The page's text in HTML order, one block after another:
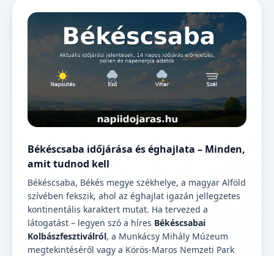
Békéscsaba időjárása és éghajlata – Minden,
amit tudnod kell
Békéscsaba, Békés megye székhelye, a magyar Alföld
szívében fekszik, ahol az éghajlat igazán jellegzetes
kontinentális karaktert mutat. Ha tervezed a
látogatást – legyen szó a híres Békéscsabai
Kolbászfesztiválról, a Munkácsy Mihály Múzeum
megtekintéséről vagy a Körös-Maros Nemzeti Park